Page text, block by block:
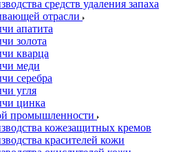
средств удаления запаха
отрасли
апатита
золота
кварца
меди
серебра
угля
цинка
промышленности
кожезащитных кремов
красителей кожи